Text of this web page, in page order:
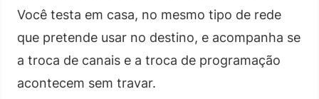
Você testa em casa, no mesmo tipo de rede
que pretende usar no destino, e acompanha se
a troca de canais e a troca de programação
acontecem sem travar.